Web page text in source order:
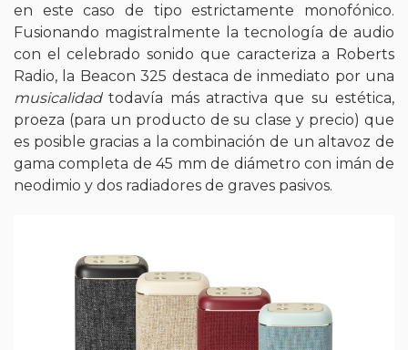
en este caso de tipo estrictamente monofónico.
Fusionando magistralmente la tecnología de audio
con el celebrado sonido que caracteriza a Roberts
Radio, la Beacon 325 destaca de inmediato por una
musicalidadtodavía más atractiva que su estética,
proeza (para un producto de su clase y precio) que
es posible gracias a la combinación de un altavoz de
gama completa de 45 mm de diámetro con imán de
neodimio y dos radiadores de graves pasivos.